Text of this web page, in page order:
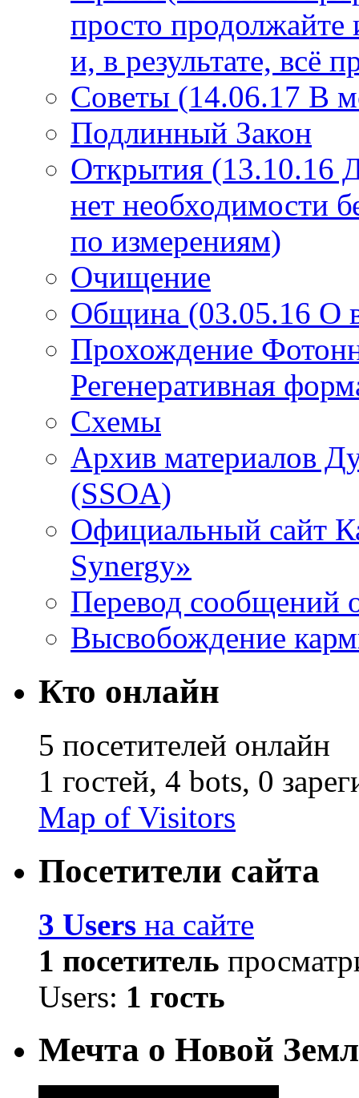
просто продолжайте
и, в результате, всё
Советы (14.06.17 В
Подлинный Закон
Открытия (13.10.16
нет необходимости
по измерениям)
Очищение
Община (03.05.16 О
Прохождение
Регенеративная
Схемы
Архив материалов
(SSOA)
Официальный сайт
Synergy»
Перевод сообщений
Высвобождение
Кто онлайн
5 посетителей онлайн
1 гостей, 4 bots, 0
Map of Visitors
Посетители сайта
3 Users на сайте
1 посетитель
Users: 1 гость
Мечта о Новой